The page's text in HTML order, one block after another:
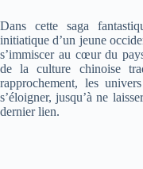
Dans cette saga
initiatique d’un jeune
s’immiscer au cœur du
de la culture chinoise
rapprochement, les
s’éloigner, jusqu’à ne
dernier lien.